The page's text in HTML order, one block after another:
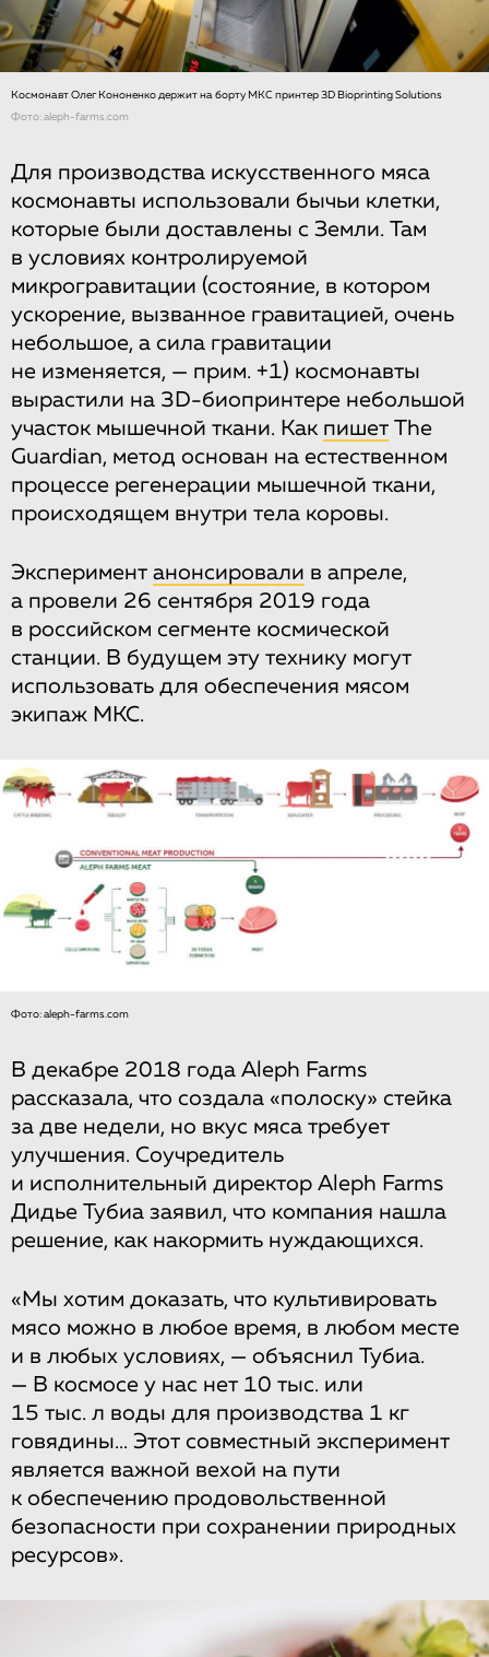
Космонавт Олег Кононенко держит на борту МКС принтер 3D Bioprinting Solutions
Фото: aleph-farms.com
Для производства искусственного мяса
космонавты использовали бычьи клетки,
которые были доставлены с Земли. Там
в условиях контролируемой
микрогравитации (состояние, в котором
ускорение, вызванное гравитацией, очень
небольшое, а сила гравитации
не изменяется, — прим. +1) космонавты
вырастили на 3D-биопринтере небольшой
участок мышечной ткани. Как пишет The
Guardian, метод основан на естественном
процессе регенерации мышечной ткани,
происходящем внутри тела коровы.
Эксперимент анонсировали в апреле,
а провели 26 сентября 2019 года
в российском сегменте космической
станции. В будущем эту технику могут
использовать для обеспечения мясом
экипаж МКС.
Фото: aleph-farms.com
В декабре 2018 года Aleph Farms
рассказала, что создала «полоску» стейка
за две недели, но вкус мяса требует
улучшения. Соучредитель
и исполнительный директор Aleph Farms
Дидье Тубиа заявил, что компания нашла
решение, как накормить нуждающихся.
«Мы хотим доказать, что культивировать
мясо можно в любое время, в любом месте
и в любых условиях, — объяснил Тубиа.
— В космосе у нас нет 10 тыс. или
15 тыс. л воды для производства 1 кг
говядины... Этот совместный эксперимент
является важной вехой на пути
к обеспечению продовольственной
безопасности при сохранении природных
ресурсов».